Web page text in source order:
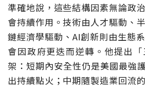
準確地說，這些結構因素無論政
會持續作用。技術由人才驅動、
鏈經濟學驅動、AI創新則由生態
會因政府更迭而逆轉。他提出
架：短期內安全性仍是美國最強
出持續點火；中期隨製造業回流